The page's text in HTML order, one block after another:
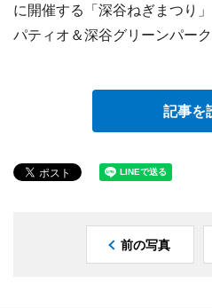
に開催する「深谷ねぎまつり
パティオ＆深谷グリーンパー
記事を
前の写真